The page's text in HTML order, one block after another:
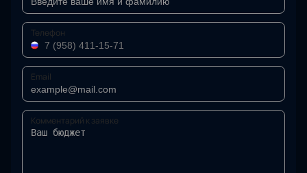
Телефон
Email
Комментарий к заявке